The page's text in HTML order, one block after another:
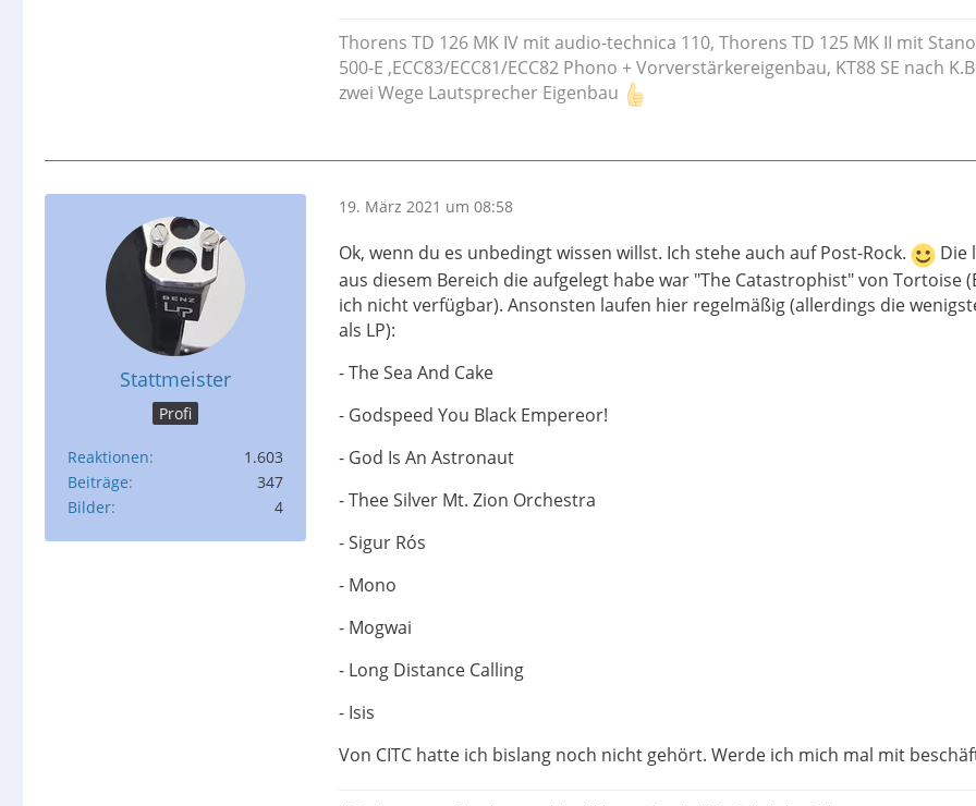
Thorens TD 126 MK IV mit audio-technica 110, Thorens TD 125 MK II mit
500-E ,ECC83/ECC81/ECC82 Phono + Vorverstärkereigenbau, KT88 SE nach
zwei Wege Lautsprecher Eigenbau
Stattmeister
Profi
Reaktionen
1.603
Beiträge
347
Bilder
4
19. März 2021 um 08:58
Ok, wenn du es unbedingt wissen willst. Ich stehe auch auf Post-Rock.
Die
aus diesem Bereich die aufgelegt habe war "The Catastrophist" von Tortoise
ich nicht verfügbar). Ansonsten laufen hier regelmäßig (allerdings die
als LP):
- The Sea And Cake
- Godspeed You Black Empereor!
- God Is An Astronaut
- Thee Silver Mt. Zion Orchestra
- Sigur Rós
- Mono
- Mogwai
- Long Distance Calling
- Isis
Von CITC hatte ich bislang noch nicht gehört. Werde ich mich mal mit